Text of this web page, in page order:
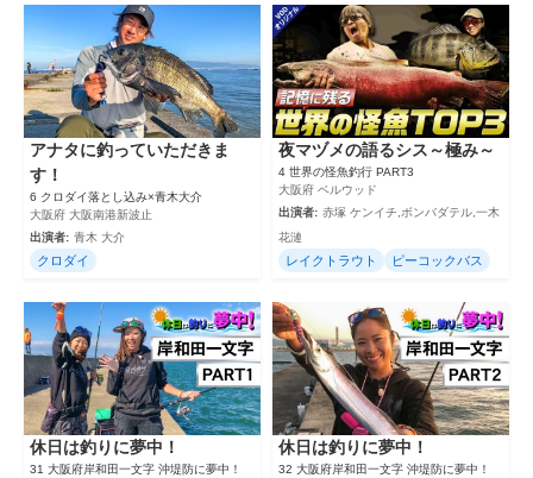
アナタに釣っていただきま
す！
6 クロダイ落とし込み×青木大介
大阪府 大阪南港新波止
出演者: 青木 大介
クロダイ
夜マヅメの語るシス～極み～
4 世界の怪魚釣行 PART3
大阪府 ベルウッド
出演者: 赤塚 ケンイチ,ボンバダテル,一木
花漣
レイクトラウト ピーコックバス
休日は釣りに夢中！
31 大阪府岸和田一文字 沖堤防に夢中！
休日は釣りに夢中！
32 大阪府岸和田一文字 沖堤防に夢中！